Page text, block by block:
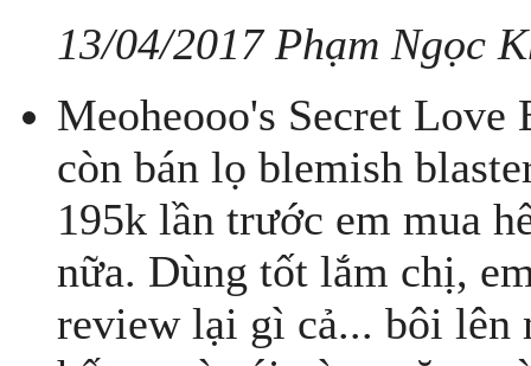
13/04/2017 Phạm Ngọc
Meoheooo's Secret
còn bán lọ blemish
195k lần trước em mua
nữa. Dùng tốt lắm chị,
review lại gì cả... bôi lên